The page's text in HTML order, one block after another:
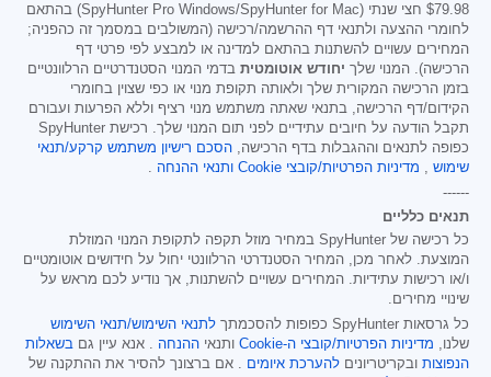
$79.98
חצי שנתי (SpyHunter Pro Windows/SpyHunter for Mac) בהתאם
לחומרי ההצעה ולתנאי דף ההרשמה/רכישה (המשולבים במסמך זה כהפניה;
המחירים עשויים להשתנות בהתאם למדינה או למבצע לפי פרטי דף
הרכישה). המנוי שלך יחודש אוטומטית בדמי המנוי הסטנדרטיים הרלוונטיים
בזמן הרכישה המקורית שלך ולאותה תקופת מנוי או כפי שצוין בחומרי
הקידום/דף הרכישה, בתנאי שאתה משתמש מנוי רציף וללא הפרעות ועבורם
תקבל הודעה על חיובים עתידיים לפני תום המנוי שלך. רכישת SpyHunter
כפופה לתנאים וההגבלות בדף הרכישה, הסכם רישיון משתמש קרקע/תנאי
שימוש , מדיניות הפרטיות/קובצי Cookie ותנאי ההנחה .
------
תנאים כלליים
כל רכישה של SpyHunter במחיר מוזל תקפה לתקופת המנוי המוזלת
המוצעת. לאחר מכן, המחיר הסטנדרטי הרלוונטי יחול על חידושים אוטומטיים
ו/או רכישות עתידיות. המחירים עשויים להשתנות, אך נודיע לכם מראש על
שינויי מחירים.
כל גרסאות SpyHunter כפופות להסכמתך
לתנאי השימוש/תנאי השימוש
שלנו, מדיניות הפרטיות/קובצי ה-Cookie ותנאי ההנחה . אנא עיין גם בשאלות
הנפוצות ובקריטריונים להערכת איומים . אם ברצונך להסיר את ההתקנה של